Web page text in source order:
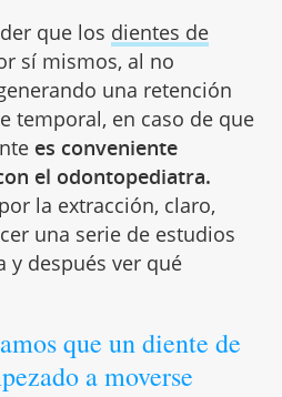
que los dientes de
sí mismos, al no
una retención
temporal, en caso de que
es conveniente
el odontopediatra.
la extracción, claro,
una serie de estudios
y después ver qué
que un diente de
a moverse